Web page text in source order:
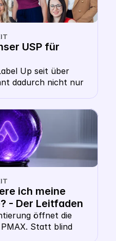
Dieser Artikel
Shopping Auktion
und wie du
als Hebel für
USP für
Up seit über
dadurch nicht nur
ich meine
- Der Leitfaden
Google
in 2026
öffnet die
Statt blind